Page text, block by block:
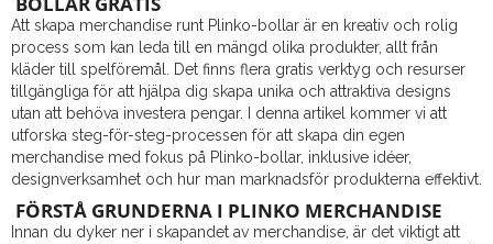
Att skapa merchandise runt Plinko-bollar är en kreativ och rolig
process som kan leda till en mängd olika produkter, allt från
kläder till spelföremål. Det finns flera gratis verktyg och resurser
tillgängliga för att hjälpa dig skapa unika och attraktiva designs
utan att behöva investera pengar. I denna artikel kommer vi att
utforska steg-för-steg-processen för att skapa din egen
merchandise med fokus på Plinko-bollar, inklusive idéer,
designverksamhet och hur man marknadsför produkterna effektivt.
FÖRSTÅ GRUNDERNA I PLINKO MERCHANDISE
Innan du dyker ner i skapandet av merchandise, är det viktigt att